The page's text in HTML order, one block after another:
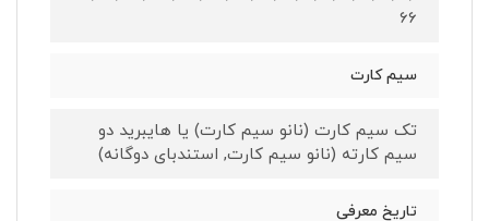
66
سیم کارت
تک سیم کارت (نانو سیم کارت) یا هایبرید دو
سیم کارته (نانو سیم کارت, استندبای دوگانه)
تاریخ معرفی